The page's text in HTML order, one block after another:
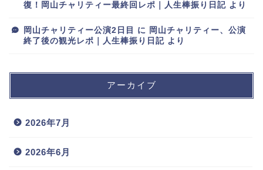
復！岡山チャリティー最終回レポ｜人生棒振り日記 より
岡山チャリティー公演2日目 に 岡山チャリティー、公演
終了後の観光レポ｜人生棒振り日記 より
アーカイブ
2026年7月
2026年6月